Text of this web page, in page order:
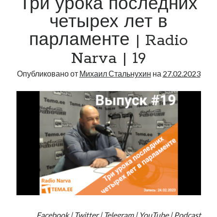
о
стенограммах
и
выступлениях
Три урока последних
четырех лет в
парламенте | Radio
Narva | 19
Опубликовано от Михаил Стальнухин на 27.02.2023
Facebook| Twitter| Telegram| YouTube| Podcast